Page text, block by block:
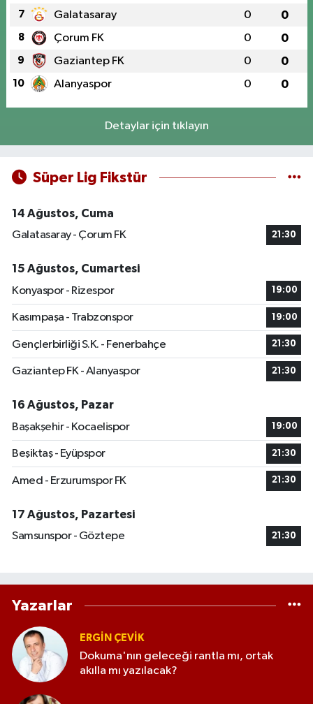
7 Galatasaray 0 0
8 Çorum FK 0 0
9 Gaziantep FK 0 0
10 Alanyaspor 0 0
Detaylar için tıklayın
Süper Lig Fikstür
14 Ağustos, Cuma
Galatasaray - Çorum FK
21:30
15 Ağustos, Cumartesi
Konyaspor - Rizespor
19:00
Kasımpaşa - Trabzonspor 19:00
Gençlerbirliği S.K. - Fenerbahçe 21:30
Gaziantep FK - Alanyaspor 21:30
16 Ağustos, Pazar
Başakşehir - Kocaelispor
19:00
Beşiktaş - Eyüpspor 21:30
Amed - Erzurumspor FK 21:30
17 Ağustos, Pazartesi
Samsunspor - Göztepe
21:30
Yazarlar
ERGIN ÇEVİK
Dokuma'nın geleceği rantla mı, ortak
akılla mı yazılacak?